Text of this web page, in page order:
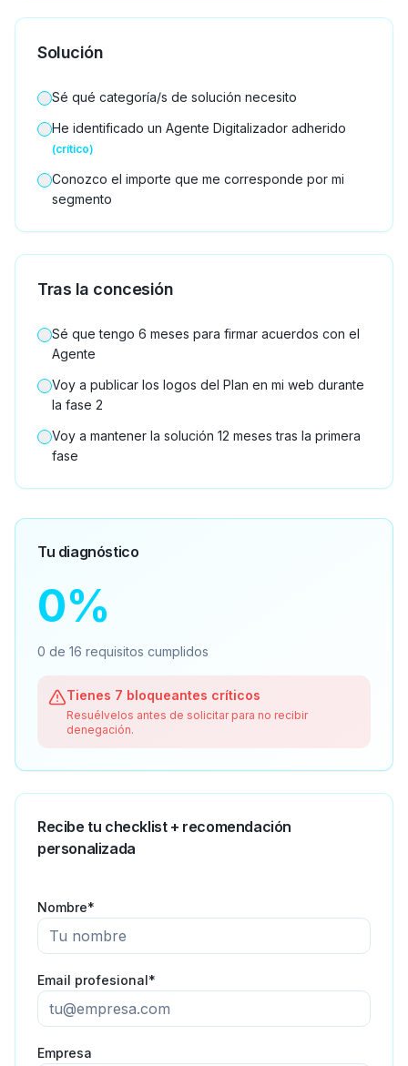
Solución
Sé qué categoría/s de solución necesito
He identificado un Agente Digitalizador adherido
(crítico)
Conozco el importe que me corresponde por mi
segmento
Tras la concesión
Sé que tengo 6 meses para firmar acuerdos con el
Agente
Voy a publicar los logos del Plan en mi web durante
la fase 2
Voy a mantener la solución 12 meses tras la primera
fase
Tu diagnóstico
0%
0 de 16 requisitos cumplidos
Tienes 7 bloqueantes críticos
Resuélvelos antes de solicitar para no recibir
denegación.
Recibe tu checklist + recomendación
personalizada
Nombre*
Email profesional*
Empresa